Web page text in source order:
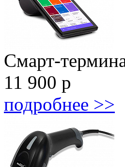
Смарт-
11 900 р
подробнее >>